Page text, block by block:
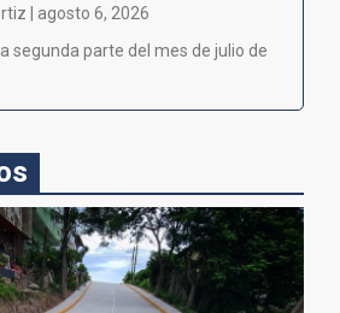
| agosto 6, 2026
segunda parte del mes de julio de